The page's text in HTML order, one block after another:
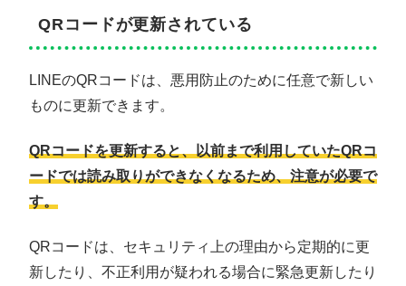
QRコードが更新されている
LINEのQRコードは、悪用防止のために任意で新しい
ものに更新できます。
QRコードを更新すると、以前まで利用していたQRコ
ードでは読み取りができなくなるため、注意が必要で
す。
QRコードは、セキュリティ上の理由から定期的に更
新したり、不正利用が疑われる場合に緊急更新したり